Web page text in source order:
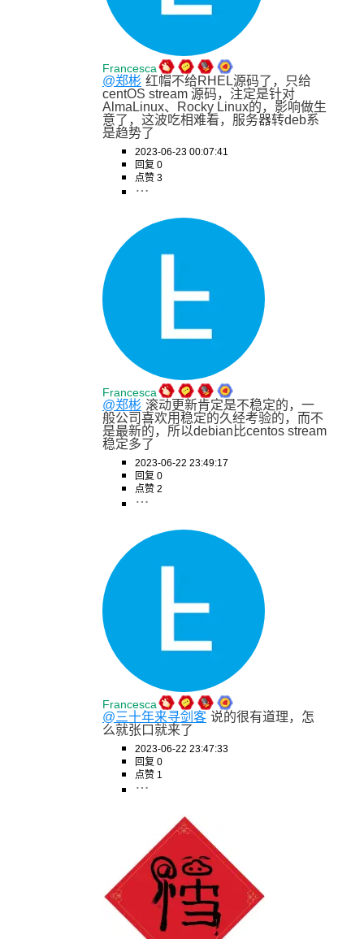
Francesca
@郑彬 红帽不给RHEL源码了，只给
centOS stream 源码，注定是针对
AlmaLinux、Rocky Linux的，影响做生
意了，这波吃相难看，服务器转deb系
是趋势了
2023-06-23 00:07:41
回复 0
点赞 3
Francesca
@郑彬 滚动更新肯定是不稳定的，一
般公司喜欢用稳定的久经考验的，而不
是最新的，所以debian比centos stream
稳定多了
2023-06-22 23:49:17
回复 0
点赞 2
Francesca
@三十年来寻剑客 说的很有道理，怎
么就张口就来了
2023-06-22 23:47:33
回复 0
点赞 1